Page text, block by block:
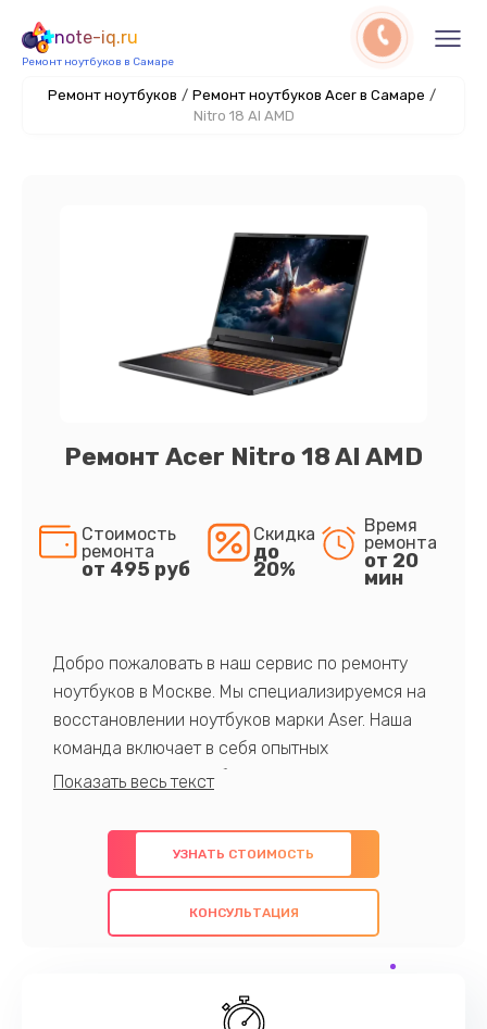
note-iq.ru
Ремонт ноутбуков в Самаре
Ремонт ноутбуков / Ремонт ноутбуков Acer в Самаре /
Nitro 18 AI AMD
Ремонт Acer Nitro 18 AI AMD
Стоимость
ремонта
от 495 руб
Скидка
до
20%
Время
ремонта
от 20
мин
Добро пожаловать в наш сервис по ремонту
ноутбуков в Москве. Мы специализируемся на
восстановлении ноутбуков марки Aser. Наша
команда включает в себя опытных
профессионалов с обширными знаниями и
предлагаем быстрый и качественный ремонт с
использованием оригинальных компонентов, а
также гарантируем качество всех
проведенных работ. Наша цель - предоставить
обслуживание, удовлетворяя их потребности
наилучшим образом. Не медлите записаться на
УЗНАТЬ СТОИМОСТЬ
КОНСУЛЬТАЦИЯ